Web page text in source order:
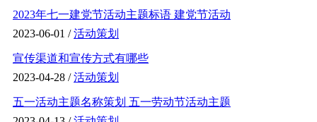
2023年七一建党节活动主题标语 建党节活动
2023-06-01 /活动策划
宣传渠道和宣传方式有哪些
2023-04-28 /活动策划
五一活动主题名称策划 五一劳动节活动主题